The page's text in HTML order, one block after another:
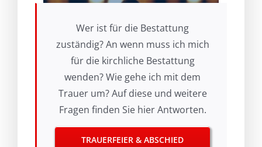
Wer ist für die Bestattung
zuständig? An wenn muss ich mich
für die kirchliche Bestattung
wenden? Wie gehe ich mit dem
Trauer um? Auf diese und weitere
Fragen finden Sie hier Antworten.
TRAUERFEIER & ABSCHIED